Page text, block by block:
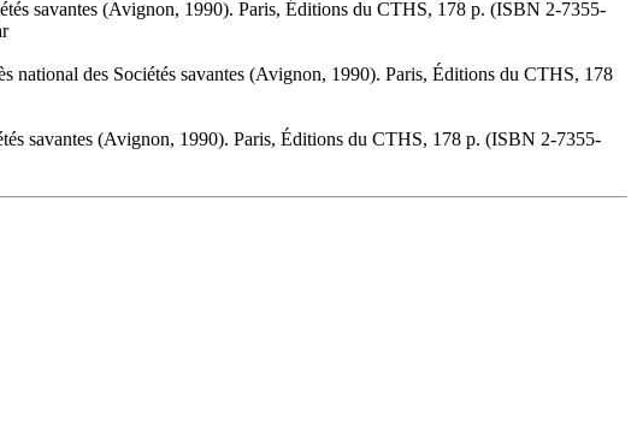
savantes (Avignon, 1990). Paris, Éditions du CTHS, 178 p. (ISBN 2-7355-
national des Sociétés savantes (Avignon, 1990). Paris, Éditions du CTHS, 178
savantes (Avignon, 1990). Paris, Éditions du CTHS, 178 p. (ISBN 2-7355-